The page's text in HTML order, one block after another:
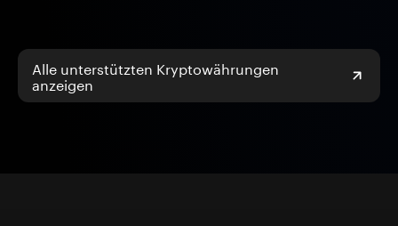
Alle unterstützten Kryptowährungen
anzeigen